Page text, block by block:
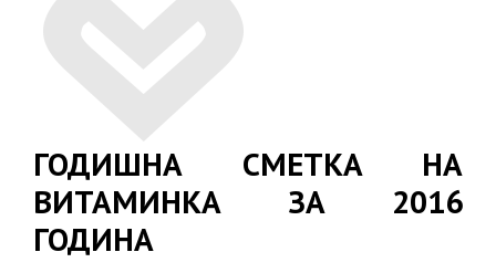
ГОДИШНА СМЕТКА НА
ВИТАМИНКА ЗА 2016
ГОДИНА